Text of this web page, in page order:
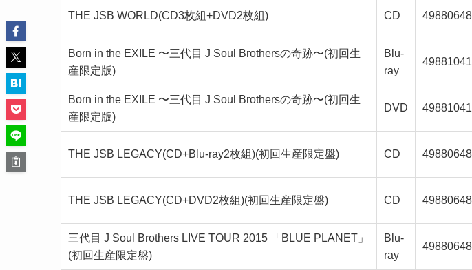
THE JSB WORLD(CD3枚組+DVD2枚組) CD
Born in the EXILE 〜三代目 J Soul Brothersの奇跡〜(初回生
産限定版)
Blu-
ray
Born in the EXILE 〜三代目 J Soul Brothersの奇跡〜(初回生
産限定版)
DVD
THE JSB LEGACY(CD+Blu-ray2枚組)(初回生産限定盤) CD
THE JSB LEGACY(CD+DVD2枚組)(初回生産限定盤) CD
三代目 J Soul Brothers LIVE TOUR 2015 「BLUE PLANET」
(初回生産限定盤)
Blu-
ray